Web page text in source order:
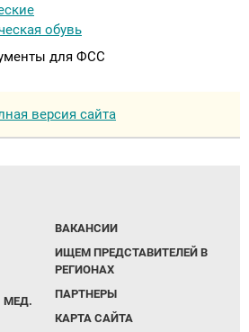
обувь
для ФСС
версия сайта
МЕД.
ВАКАНСИИ
ИЩЕМ ПРЕДСТАВИТЕЛЕЙ В
РЕГИОНАХ
ПАРТНЕРЫ
КАРТА САЙТА